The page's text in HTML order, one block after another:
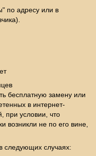
по адресу или в
бесплатную замену или
в интернет-
при условии, что
возникли не по его вине,
следующих случаях: